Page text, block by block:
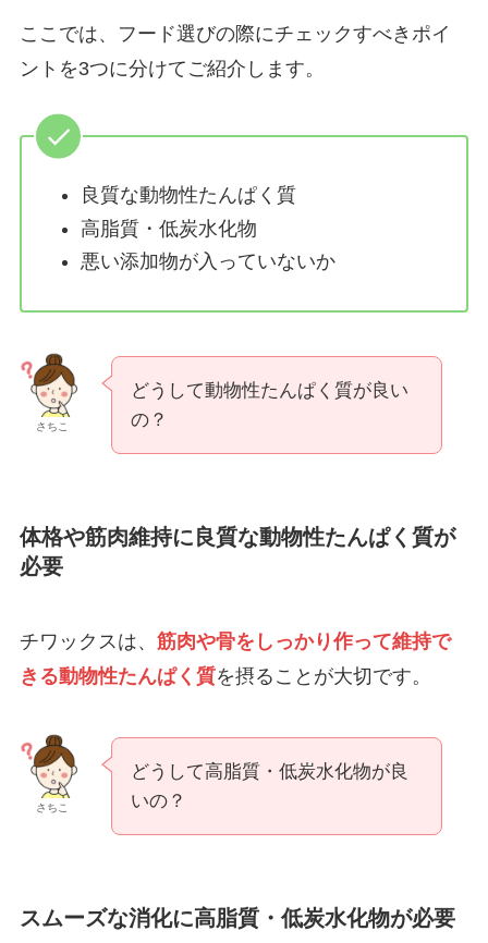
ここでは、フード選びの際にチェックすべきポイ
ントを3つに分けてご紹介します。
良質な動物性たんぱく質
高脂質・低炭水化物
悪い添加物が入っていないか
さちこ
どうして動物性たんぱく質が良い
の？
体格や筋肉維持に良質な動物性たんぱく質が
必要
チワックスは、 筋肉や骨をしっかり作って維持で
きる動物性たんぱく質を摂ることが大切です。
さちこ
どうして高脂質・低炭水化物が良
いの？
スムーズな消化に高脂質・低炭水化物が必要